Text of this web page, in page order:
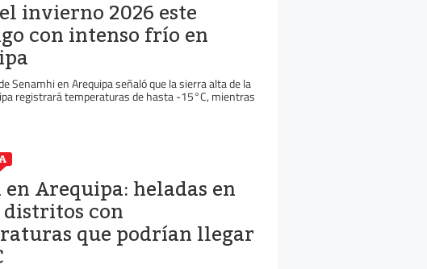
invierno 2026 este
con intenso frío en
Senamhi en Arequipa señaló que la sierra alta de la
registrará temperaturas de hasta -15°C, mientras
Arequipa: heladas en
con
que podrían llegar